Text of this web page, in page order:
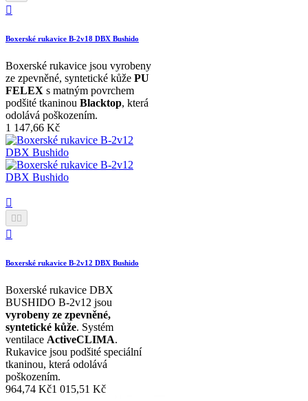

Boxerské rukavice B-2v18 DBX Bushido
Boxerské rukavice jsou vyrobeny
ze zpevněné, syntetické kůže PU
FELEX s matným povrchem
podšité tkaninou Blacktop, která
odolává poškozením.
1 147,66 Kč

 

Boxerské rukavice B-2v12 DBX Bushido
Boxerské rukavice DBX
BUSHIDO B-2v12 jsou
vyrobeny ze zpevněné,
syntetické kůže. Systém
ventilace ActiveCLIMA.
Rukavice jsou podšité speciální
tkaninou, která odolává
poškozením.
964,74 Kč1 015,51 Kč